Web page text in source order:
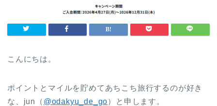
こんにちは。
ポイントとマイルを貯めてあちこち旅行するのが好き
な、jun（ @odakyu_de_go）と申します。